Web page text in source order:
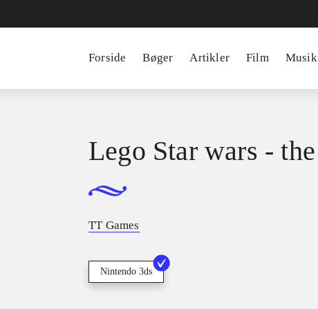
Forside Bøger Artikler Film Musik
Lego Star wars -
TT Games
Nintendo 3ds